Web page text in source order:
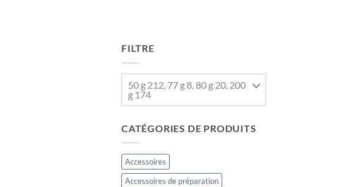
FILTRE
50 g 212, 77 g 8, 80 g 20, 200
g 174
CATÉGORIES DE PRODUITS
Accessoires
Accessoires de préparation